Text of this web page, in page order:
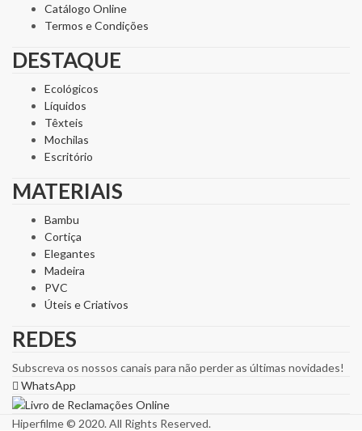
Catálogo Online
Termos e Condições
DESTAQUE
Ecológicos
Líquidos
Têxteis
Mochilas
Escritório
MATERIAIS
Bambu
Cortiça
Elegantes
Madeira
PVC
Úteis e Criativos
REDES
Subscreva os nossos canais para não perder as últimas novidades!
WhatsApp
Hiperfilme © 2020. All Rights Reserved.